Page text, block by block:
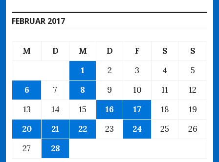
FEBRUAR 2017
M D M D F S
S
1
2 3 4
5
6
7 8 9 10 11
12
13
14 15 16 17 18
19
20
21 22 23 24 25
26
27
28